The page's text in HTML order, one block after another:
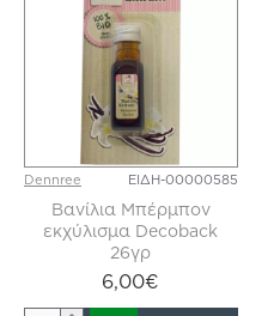
Dennree ΕΙΔΗ-00000585
Βανίλια Μπέρμπον
εκχύλισμα Decoback
26γρ
6,00€